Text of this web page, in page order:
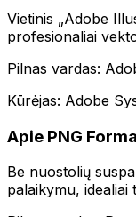
Vietinis „Adobe
profesionaliai
Pilnas vardas:
Kūrėjas: Adobe
Apie PNG
Be nuostolių
palaikymu,